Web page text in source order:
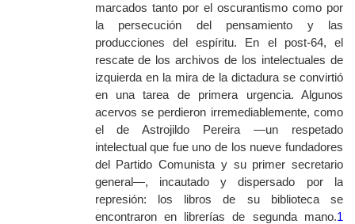
marcados tanto por el oscurantismo como por
la persecución del pensamiento y las
producciones del espíritu. En el post-64, el
rescate de los archivos de los intelectuales de
izquierda en la mira de la dictadura se convirtió
en una tarea de primera urgencia. Algunos
acervos se perdieron irremediablemente, como
el de Astrojildo Pereira —un respetado
intelectual que fue uno de los nueve fundadores
del Partido Comunista y su primer secretario
general—, incautado y dispersado por la
represión: los libros de su biblioteca se
encontraron en librerías de segunda mano.1